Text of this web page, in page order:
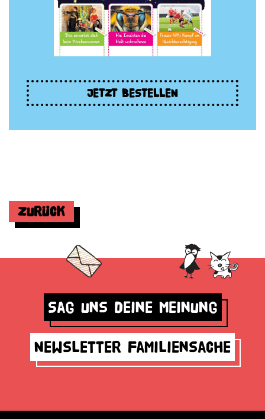
JETZT BESTELLEN
Zurück
Sag uns deine Meinung
Newsletter Familiensache